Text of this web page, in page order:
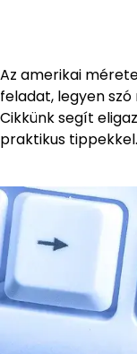
Az amerikai
feladat, legyen
Cikkünk segít
praktikus tippekkel.